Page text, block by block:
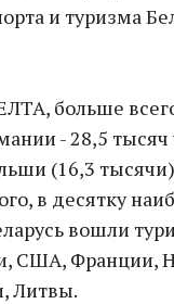
и туризма
больше
- 28,5 тысяч
(16,3
в десятку
вошли
США, Франции,
Литвы.